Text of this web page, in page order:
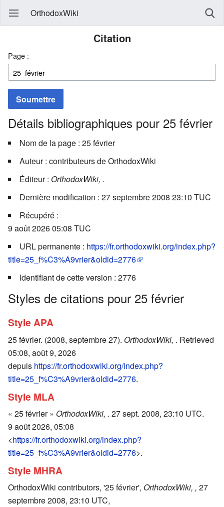
OrthodoxWiki
Citation
Page :
Soumettre
Détails bibliographiques pour 25 février
Nom de la page : 25 février
Auteur : contributeurs de OrthodoxWiki
Éditeur : OrthodoxWiki, .
Dernière modification : 27 septembre 2008 23:10 TUC
Récupéré :
9 août 2026 05:08 TUC
URL permanente : https://fr.orthodoxwiki.org/index.php?
title=25_f%C3%A9vrier&oldid=2776
Identifiant de cette version : 2776
Styles de citations pour 25 février
Style APA
25 février. (2008, septembre 27). OrthodoxWiki, . Retrieved
05:08, août 9, 2026
depuis https://fr.orthodoxwiki.org/index.php?
title=25_f%C3%A9vrier&oldid=2776.
Style MLA
« 25 février » OrthodoxWiki, . 27 sept. 2008, 23:10 UTC.
9 août 2026, 05:08
<https://fr.orthodoxwiki.org/index.php?
title=25_f%C3%A9vrier&oldid=2776>.
Style MHRA
OrthodoxWiki contributors, '25 février', OrthodoxWiki, , 27
septembre 2008, 23:10 UTC,